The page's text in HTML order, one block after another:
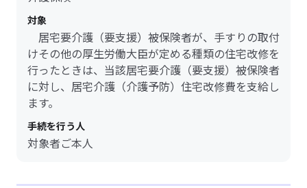
対象
居宅要介護（要支援）被保険者が、手すりの取付
けその他の厚生労働大臣が定める種類の住宅改修を
行ったときは、当該居宅要介護（要支援）被保険者
に対し、居宅介護（介護予防）住宅改修費を支給し
ます。
手続を行う人
対象者ご本人